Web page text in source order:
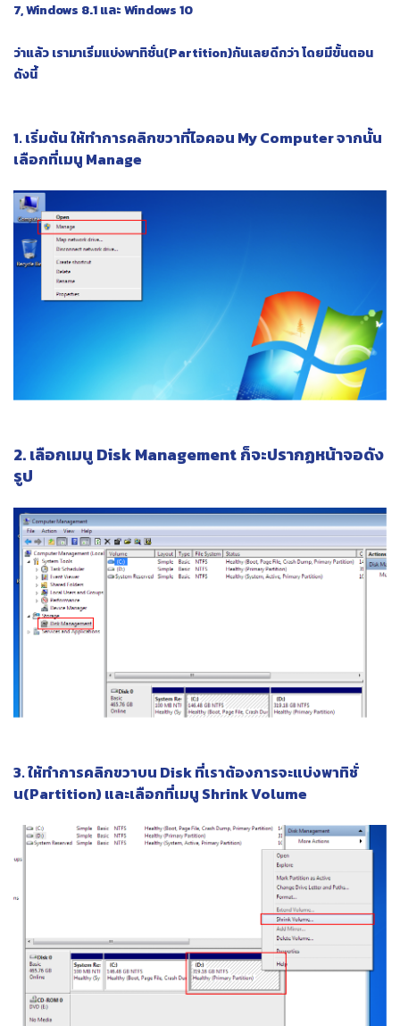
7, Windows 8.1 และ Windows 10
ว่าแล้ว เรามาเริ่มแบ่งพาทิชั่น(Partition)กันเลยดีกว่า โดยมีขั้นตอน
ดังนี้
1. เริ่มต้น ให้ทำการคลิกขวาที่ไอคอน My Computer จากนั้น
เลือกที่เมนู Manage
2. เลือกเมนู Disk Management ก็จะปรากฏหน้าจอดัง
รูป
3. ให้ทำการคลิกขวาบน Disk ที่เราต้องการจะแบ่งพาทิชั่
น(Partition) และเลือกที่เมนู Shrink Volume